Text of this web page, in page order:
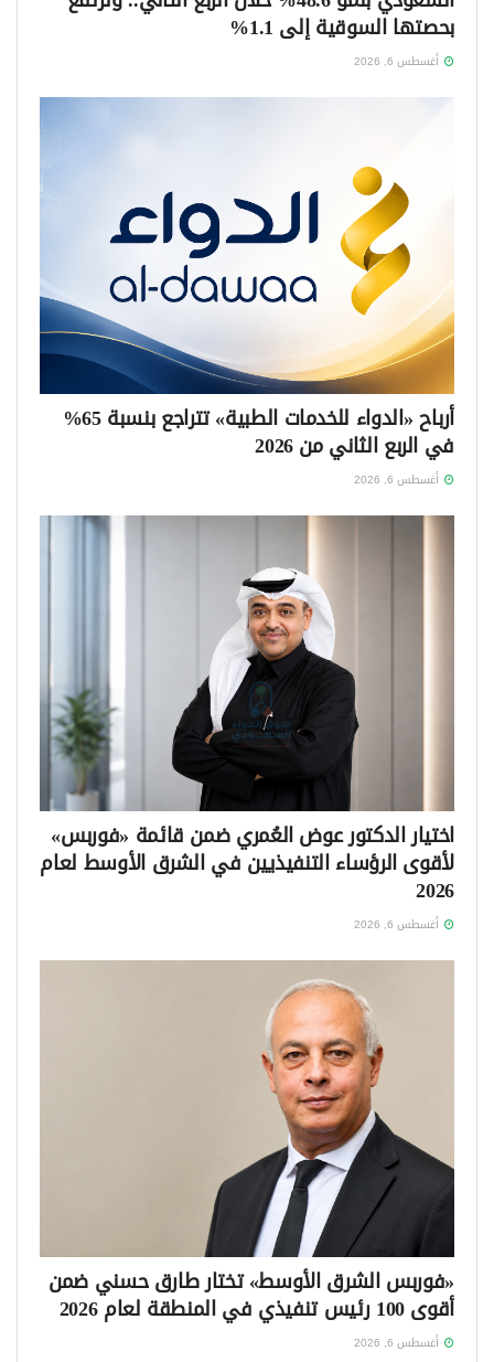
بحصتها السوقية إلى 1.1%
أغسطس 6, 2026
أرباح «الدواء للخدمات الطبية» تتراجع بنسبة 65%
في الربع الثاني من 2026
أغسطس 6, 2026
اختيار الدكتور عوض العُمري ضمن قائمة «فوربس»
لأقوى الرؤساء التنفيذيين في الشرق الأوسط لعام
2026
أغسطس 6, 2026
«فوربس الشرق الأوسط» تختار طارق حسني ضمن
أقوى 100 رئيس تنفيذي في المنطقة لعام 2026
أغسطس 6, 2026